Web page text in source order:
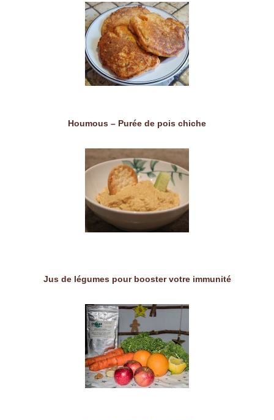
Houmous – Purée de pois chiche
Jus de légumes pour booster votre immunité